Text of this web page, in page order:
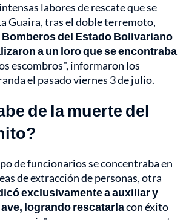
labores de rescate que se
Guaira, tras el doble terremoto,
del Estado Bolivariano
a un loro que se encontraba
escombros", informaron los
el pasado viernes 3 de julio.
de la muerte del
de funcionarios se concentraba en
de extracción de personas, otra
exclusivamente a auxiliar y
logrando rescatarlacon éxito